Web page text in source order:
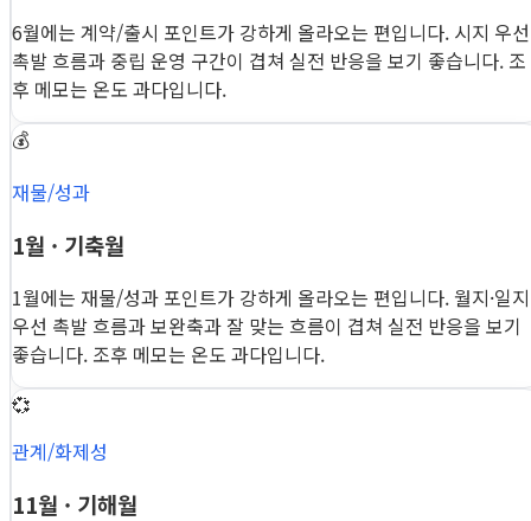
6월에는 계약/출시 포인트가 강하게 올라오는 편입니다. 시지 우선
촉발 흐름과 중립 운영 구간이 겹쳐 실전 반응을 보기 좋습니다. 조
후 메모는 온도 과다입니다.
💰
재물/성과
1월 · 기축월
1월에는 재물/성과 포인트가 강하게 올라오는 편입니다. 월지·일지
우선 촉발 흐름과 보완축과 잘 맞는 흐름이 겹쳐 실전 반응을 보기
좋습니다. 조후 메모는 온도 과다입니다.
💞
관계/화제성
11월 · 기해월